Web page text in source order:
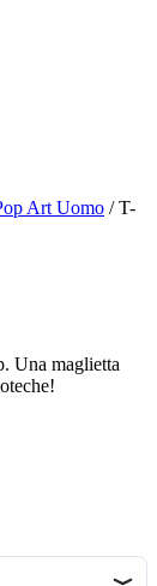
Art Uomo / T-
Una maglietta